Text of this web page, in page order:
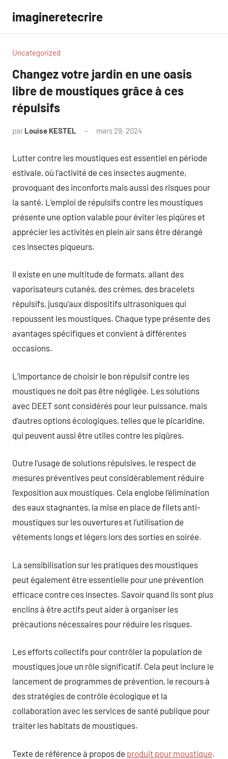
contenu
imagineretecrire
Uncategorized
Changez votre jardin en une oasis
libre de moustiques grâce à ces
répulsifs
par Louise KESTEL mars 29, 2024
Lutter contre les moustiques est essentiel en période
estivale, où l’activité de ces insectes augmente,
provoquant des inconforts mais aussi des risques pour
la santé. L’emploi de répulsifs contre les moustiques
présente une option valable pour éviter les piqûres et
apprécier les activités en plein air sans être dérangé
ces insectes piqueurs.
Il existe en une multitude de formats, allant des
vaporisateurs cutanés, des crèmes, des bracelets
répulsifs, jusqu’aux dispositifs ultrasoniques qui
repoussent les moustiques. Chaque type présente des
avantages spécifiques et convient à différentes
occasions.
L’importance de choisir le bon répulsif contre les
moustiques ne doit pas être négligée. Les solutions
avec DEET sont considérés pour leur puissance, mais
d’autres options écologiques, telles que le picaridine,
qui peuvent aussi être utiles contre les piqûres.
Outre l’usage de solutions répulsives, le respect de
mesures préventives peut considérablement réduire
l’exposition aux moustiques. Cela englobe l’élimination
des eaux stagnantes, la mise en place de filets anti-
moustiques sur les ouvertures et l’utilisation de
vêtements longs et légers lors des sorties en soirée.
La sensibilisation sur les pratiques des moustiques
peut également être essentielle pour une prévention
efficace contre ces insectes. Savoir quand ils sont plus
enclins à être actifs peut aider à organiser les
précautions nécessaires pour réduire les risques.
Les efforts collectifs pour contrôler la population de
moustiques joue un rôle significatif. Cela peut inclure le
lancement de programmes de prévention, le recours à
des stratégies de contrôle écologique et la
collaboration avec les services de santé publique pour
traiter les habitats de moustiques.
Texte de référence à propos de produit pour moustique.